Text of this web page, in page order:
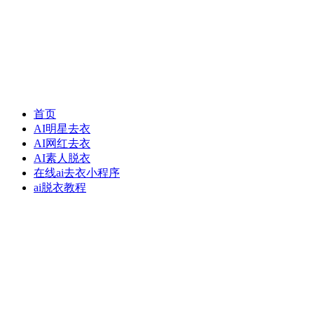
首页
AI明星去衣
AI网红去衣
AI素人脱衣
在线ai去衣小程序
ai脱衣教程